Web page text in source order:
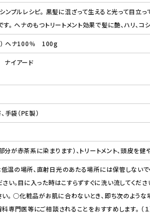
プルレシピ。 黒髪に混ざって生えると光って目立
す。 ヘナのもつトリートメント効果で髪に艶、ハリ、
ヘナ100％ 100g
ナイアード
手袋（PE製）
分が赤茶系に染まります）、トリートメント、頭皮を健
の場所、直射日光のあたる場所には保管しないで
さい。目に入った時はこすらずすぐに洗い流してく
い。 ○化粧品がお肌に合わないとき、即ち次のよう
専門医等にご相談されることをおすすめします。 （